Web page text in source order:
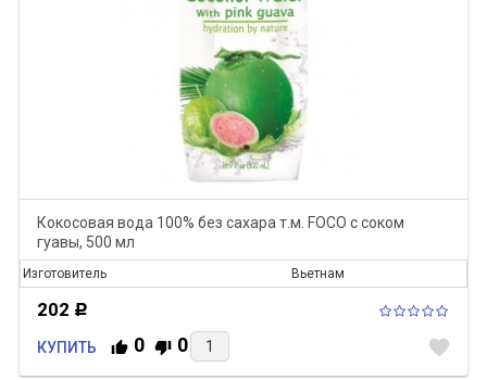
Кокосовая вода 100% без сахара т.м. FOCO с соком
гуавы, 500 мл
Изготовитель Вьетнам
202 Р
КУПИТЬ 0 0 favorite